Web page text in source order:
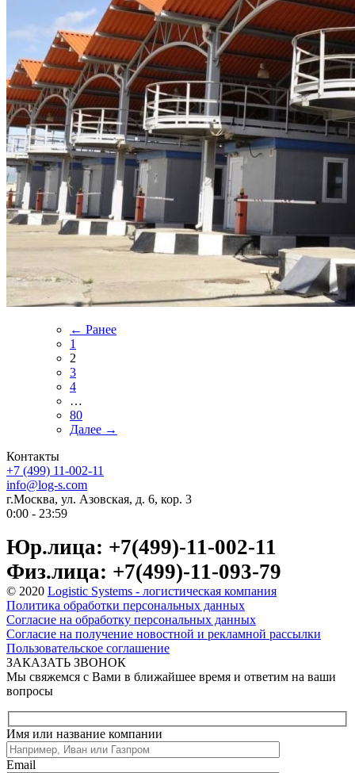
← Ранее
1
2
3
4
…
80
Далее →
Контакты
+7 (499) 11-002-11
info@log-s.com
г.Москва, ул. Азовская, д. 6, кор. 3
0:00 - 23:59
Юр.лица: +7(499)-11-002-11
Физ.лица: +7(499)-11-093-79
© 2020 Logistic Systems - логистическая компания
Политика обработки персональных данных
Согласие на обработку персональных данных
Согласие на получение новостной и рекламной рассылки
Пользовательское соглашение
ЗАКАЗАТЬ ЗВОНОК
Мы свяжемся с Вами в ближайшее время и ответим на ваши
вопросы
Имя или название компании
Email